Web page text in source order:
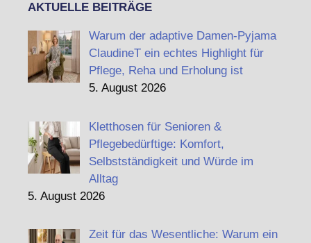
AKTUELLE BEITRÄGE
Warum der adaptive Damen-Pyjama
ClaudineT ein echtes Highlight für
Pflege, Reha und Erholung ist
5. August 2026
Kletthosen für Senioren &
Pflegebedürftige: Komfort,
Selbstständigkeit und Würde im
Alltag
5. August 2026
Zeit für das Wesentliche: Warum ein